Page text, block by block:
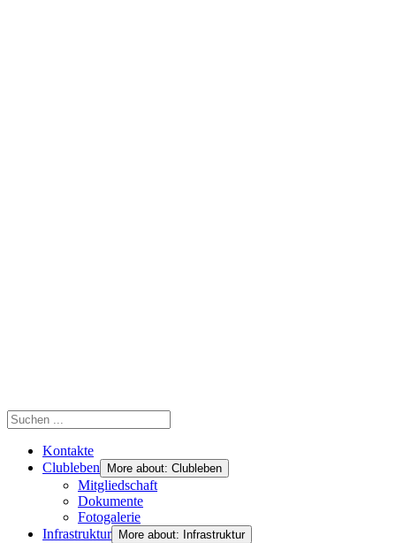
Kontakte
Clubleben
More about: Clubleben
Mitgliedschaft
Dokumente
Fotogalerie
Infrastruktur
More about: Infrastruktur